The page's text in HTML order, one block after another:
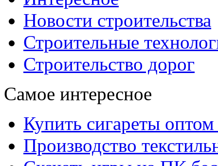
Новости строительства
Строительные
Строительство дорог
Самое интересное
Купить сигареты
Производство